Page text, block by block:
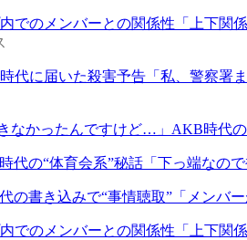
でのメンバーとの関係性「上下関
代に届いた殺害予告「私、警察署
なかったんですけど…」AKB時代
代の“体育会系”秘話「下っ端なの
の書き込みで“事情聴取”「メンバ
でのメンバーとの関係性「上下関